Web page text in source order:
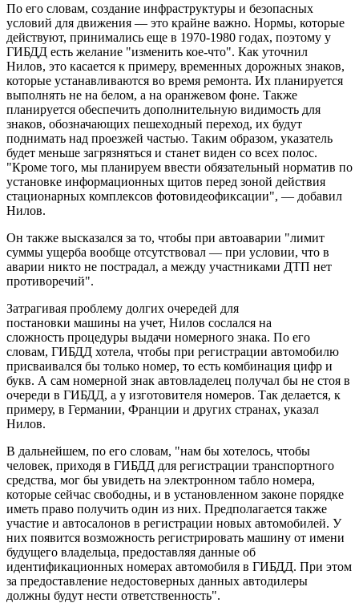
По его словам, создание инфраструктуры и безопасных
условий для движения — это крайне важно. Нормы, которые
действуют, принимались еще в 1970-1980 годах, поэтому у
ГИБДД есть желание "изменить кое-что". Как уточнил
Нилов, это касается к примеру, временных дорожных знаков,
которые устанавливаются во время ремонта. Их планируется
выполнять не на белом, а на оранжевом фоне. Также
планируется обеспечить дополнительную видимость для
знаков, обозначающих пешеходный переход, их будут
поднимать над проезжей частью. Таким образом, указатель
будет меньше загрязняться и станет виден со всех полос.
"Кроме того, мы планируем ввести обязательный норматив по
установке информационных щитов перед зоной действия
стационарных комплексов фотовидеофиксации", — добавил
Нилов.
Он также высказался за то, чтобы при автоаварии "лимит
суммы ущерба вообще отсутствовал — при условии, что в
аварии никто не пострадал, а между участниками ДТП нет
противоречий".
Затрагивая проблему долгих очередей для
постановки машины на учет, Нилов сослался на
сложность процедуры выдачи номерного знака. По его
словам, ГИБДД хотела, чтобы при регистрации автомобилю
присваивался бы только номер, то есть комбинация цифр и
букв. А сам номерной знак автовладелец получал бы не стоя в
очереди в ГИБДД, а у изготовителя номеров. Так делается, к
примеру, в Германии, Франции и других странах, указал
Нилов.
В дальнейшем, по его словам, "нам бы хотелось, чтобы
человек, приходя в ГИБДД для регистрации транспортного
средства, мог бы увидеть на электронном табло номера,
которые сейчас свободны, и в установленном законе порядке
иметь право получить один из них. Предполагается также
участие и автосалонов в регистрации новых автомобилей. У
них появится возможность регистрировать машину от имени
будущего владельца, предоставляя данные об
идентификационных номерах автомобиля в ГИБДД. При этом
за предоставление недостоверных данных автодилеры
должны будут нести ответственность".